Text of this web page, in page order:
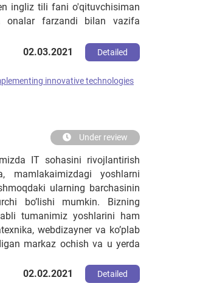
ingliz tili fani o'qituvchisiman
onalar farzandi bilan vazifa
muammolarni yuzaga
ketamiz. Ingliz tilida so'zlarni
ozgina qiyinchiliklarga
02.03.2021 Detailed
innovative technologies
Under review
IT sohasini rivojlantirish
mamlakaimizdagi yoshlarni
ularning barchasinin
bo’lishi mumkin. Bizning
tumanimiz yoshlarini ham
webdizayner va ko’plab
markaz ochish va u yerda
02.02.2021 Detailed